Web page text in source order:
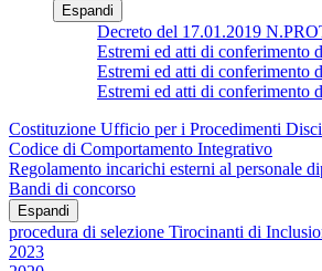
Espandi
Decreto del 17.01.2019
Estremi ed atti di
Estremi ed atti di conferimento
Estremi ed atti di
Costituzione Ufficio per i Procedimenti
Codice di Comportamento Integrativo
Regolamento incarichi esterni al personale
Bandi di concorso
Espandi
procedura di selezione Tirocinanti di
2023